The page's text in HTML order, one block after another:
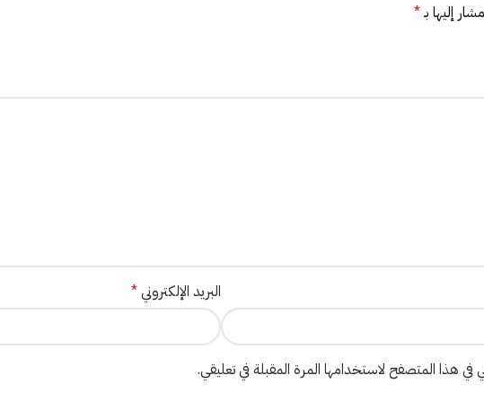
إليها بـ*
البريد الإلكتروني*
في هذا المتصفح لاستخدامها المرة المقبلة في تعليقي.